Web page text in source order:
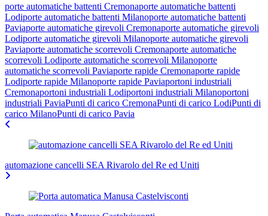
porte automatiche battenti Cremonaporte automatiche battenti
Lodiporte automatiche battenti Milanoporte automatiche battenti
Paviaporte automatiche girevoli Cremonaporte automatiche girevoli
Lodiporte automatiche girevoli Milanoporte automatiche girevoli
Paviaporte automatiche scorrevoli Cremonaporte automatiche
scorrevoli Lodiporte automatiche scorrevoli Milanoporte
automatiche scorrevoli Paviaporte rapide Cremonaporte rapide
Lodiporte rapide Milanoporte rapide Paviaportoni industriali
Cremonaportoni industriali Lodiportoni industriali Milanoportoni
industriali PaviaPunti di carico CremonaPunti di carico LodiPunti di
carico MilanoPunti di carico Pavia
Navigazione
articoli
automazione cancelli SEA Rivarolo del Re ed Uniti